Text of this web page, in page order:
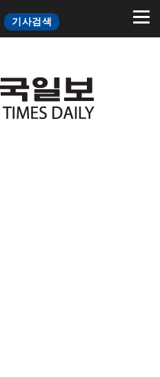
기사검색